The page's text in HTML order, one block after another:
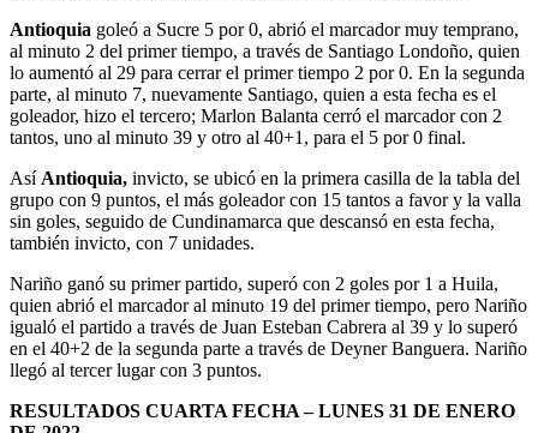
Antioquia goleó a Sucre 5 por 0, abrió el marcador muy temprano,
al minuto 2 del primer tiempo, a través de Santiago Londoño, quien
lo aumentó al 29 para cerrar el primer tiempo 2 por 0. En la segunda
parte, al minuto 7, nuevamente Santiago, quien a esta fecha es el
goleador, hizo el tercero; Marlon Balanta cerró el marcador con 2
tantos, uno al minuto 39 y otro al 40+1, para el 5 por 0 final.
Así Antioquia, invicto, se ubicó en la primera casilla de la tabla del
grupo con 9 puntos, el más goleador con 15 tantos a favor y la valla
sin goles, seguido de Cundinamarca que descansó en esta fecha,
también invicto, con 7 unidades.
Nariño ganó su primer partido, superó con 2 goles por 1 a Huila,
quien abrió el marcador al minuto 19 del primer tiempo, pero Nariño
igualó el partido a través de Juan Esteban Cabrera al 39 y lo superó
en el 40+2 de la segunda parte a través de Deyner Banguera. Nariño
llegó al tercer lugar con 3 puntos.
RESULTADOS CUARTA FECHA – LUNES 31 DE ENERO